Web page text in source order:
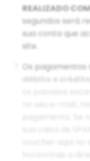
REALIZADO
segundos será
sua conta que
site.
Os pagamentos
débito e crédito